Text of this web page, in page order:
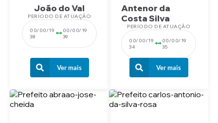
João do Val
PERÍODO DE ATUAÇÃO
00/00/19
38
00/00/19
39
Ver mais
Antenor da
Costa Silva
PERÍODO DE ATUAÇÃO
00/00/19
34
00/00/19
35
Ver mais